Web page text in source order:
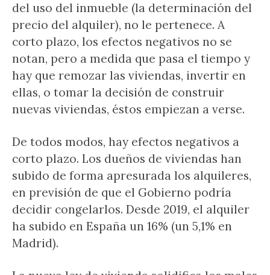
del uso del inmueble (la determinación del
precio del alquiler), no le pertenece. A
corto plazo, los efectos negativos no se
notan, pero a medida que pasa el tiempo y
hay que remozar las viviendas, invertir en
ellas, o tomar la decisión de construir
nuevas viviendas, éstos empiezan a verse.
De todos modos, hay efectos negativos a
corto plazo. Los dueños de viviendas han
subido de forma apresurada los alquileres,
en previsión de que el Gobierno podría
decidir congelarlos. Desde 2019, el alquiler
ha subido en España un 16% (un 5,1% en
Madrid).